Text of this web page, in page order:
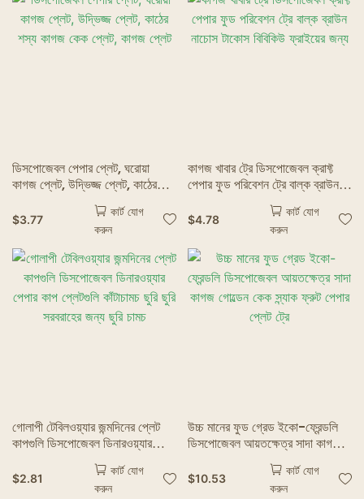
ডিসপোজেবল পেপার প্লেট, ঘরোয়া
কাগজ প্লেট, উদ্ভিজ্জ প্লেট, কাঠের
শস্য কাগজ কেক প্লেট, কাগজ প্লেট
$3.77
কার্ট যোগ
করুন
কাগজ খাবার ট্রে ডিসপোজেবল ক্রাফ্ট
পেপার ফুড পরিবেশন ট্রে বাল্ক ব্রাউন
নাচোস টাকোস বিবিকিউ ফ্রাইয়ের জন্য
$4.78
কার্ট যোগ
করুন
গোলাপী টেবিলওয়্যার জন্মদিনের প্লেট
কাপগুলি ডিসপোজেবল ডিনারওয়্যার
পেপার কাপ প্লেটগুলি কাঁটাচামচ ছুরি ছুরি
সরবরাহের জন্য ছুরি চামচ
$2.81
কার্ট যোগ
করুন
উচ্চ মানের ফুড গ্রেড ইকো-ফ্রেন্ডলি
ডিসপোজেবল আয়তক্ষেত্র সাদা কাগজ
গোল্ডেন কেক স্ন্যাক ফ্রুট পেপার প্লেট
ট্রে
$10.53
কার্ট যোগ
করুন